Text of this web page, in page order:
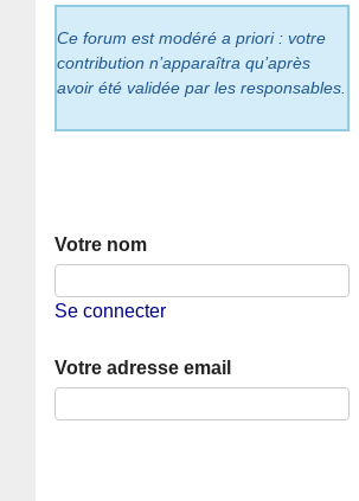
Ce forum est modéré a priori : votre
contribution n’apparaîtra qu’après
avoir été validée par les responsables.
Votre nom
Se connecter
Votre adresse email